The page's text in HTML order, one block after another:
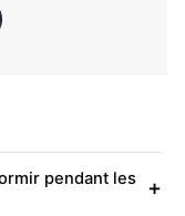
pendant les
+